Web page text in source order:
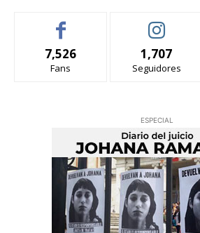
7,526
Fans
1,707
Seguidores
ESPECIAL